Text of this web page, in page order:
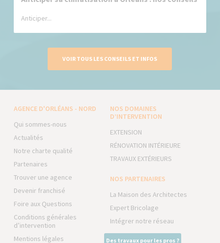
Anticiper...
VOIR TOUS LES CONSEILS ET INFOS
AGENCE D'ORLÉANS - NORD
Qui sommes-nous
Actualités
Notre charte qualité
Partenaires
Trouver une agence
Devenir franchisé
Foire aux Questions
Conditions générales
d’intervention
Mentions légales
NOS DOMAINES
D’INTERVENTION
EXTENSION
RÉNOVATION INTÉRIEURE
TRAVAUX EXTÉRIEURS
NOS PARTENAIRES
La Maison des Architectes
Expert Bricolage
Intégrer notre réseau
Des travaux pour les pros ?